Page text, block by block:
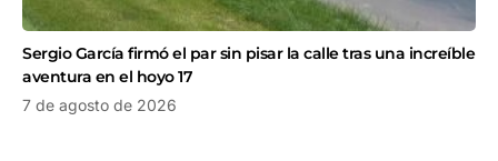
Sergio García firmó el par sin pisar la calle tras una increíble
aventura en el hoyo 17
7 de agosto de 2026